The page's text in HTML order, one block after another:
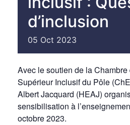
d’inclusion
05 Oct 2023
Avec le soutien de la Chambre
Supérieur Inclusif du Pôle
Albert Jacquard (HEAJ)
sensibilisation à
octobre 2023.